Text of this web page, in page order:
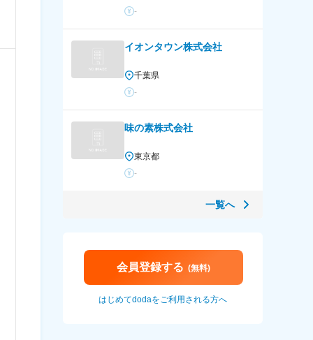
-
イオンタウン株式会社
千葉県
-
味の素株式会社
東京都
-
一覧へ
会員登録する (無料)
はじめてdodaをご利用される方へ